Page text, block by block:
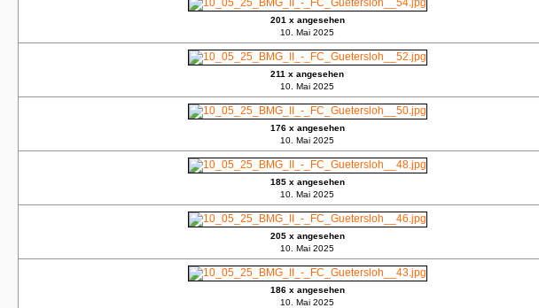
201 x angesehen
10. Mai 2025
211 x angesehen
10. Mai 2025
176 x angesehen
10. Mai 2025
185 x angesehen
10. Mai 2025
205 x angesehen
10. Mai 2025
186 x angesehen
10. Mai 2025